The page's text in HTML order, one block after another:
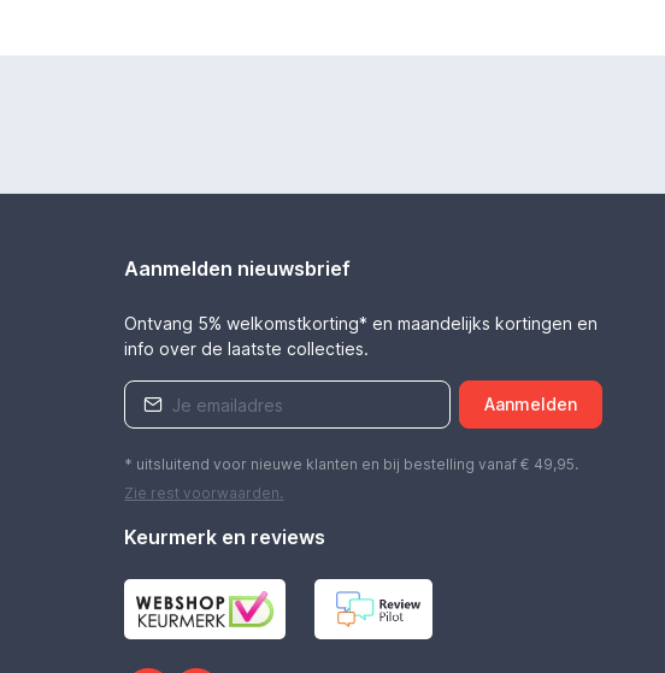
Aanmelden nieuwsbrief
Ontvang 5% welkomstkorting* en maandelijks kortingen en
info over de laatste collecties.
Aanmelden
* uitsluitend voor nieuwe klanten en bij bestelling vanaf € 49,95.
Zie rest voorwaarden.
Keurmerk en reviews